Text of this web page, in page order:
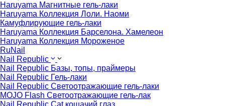
Haruyama Магнитные гель-лаки
Haruyama Коллекция Лоли. Наоми
Камуфлирующие гель-лаки
Haruyama Коллекция Барселона. Хамелеон
Haruyama Коллекция Мороженое
RuNail
Nail Republic
Nail Republic Базы, топы, праймеры
Nail Republic Гель-лаки
Nail Republic Светоотражающие гель-лаки
MOJO Flash Светоотражающие гель-лак
Nail Republic Cat кошачий глаз